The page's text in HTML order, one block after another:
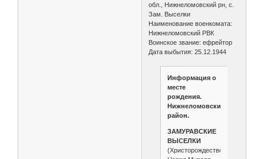
обл., Нижнеломовский рн, с.
Зам. Выселки
Наименование военкомата:
Нижнеломовский РВК
Воинское звание: ефрейтор
Дата выбытия: 25.12.1944
Информация о
месте
рождения.
Нижнеломовский
район.
ЗАМУРАВСКИЕ
ВЫСЕЛКИ
(Христорождественский,